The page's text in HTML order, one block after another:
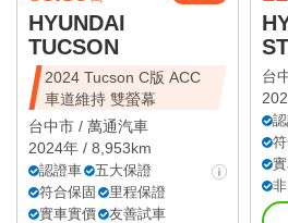
HYUNDAI
TUCSON
2024 Tucson C版 ACC
車道維持 雙螢幕
台中市 / 萬通汽車
2024年 / 8,953km
認證車
五大保證
符合保固
里程保證
實車實價
友善試車
台